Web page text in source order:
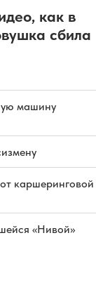
как в
сбила
машину
каршеринговой
«Нивой»